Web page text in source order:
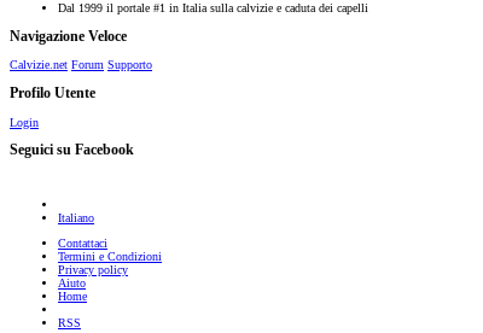
Dal 1999 il portale #1 in Italia sulla calvizie e caduta dei capelli
Navigazione Veloce
Calvizie.net Forum Supporto
Profilo Utente
Login
Seguici su Facebook
Italiano
Contattaci
Termini e Condizioni
Privacy policy
Aiuto
Home
RSS